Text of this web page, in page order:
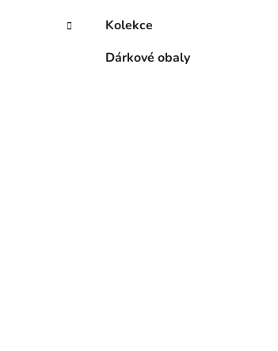
Kolekce
Dárkové obaly